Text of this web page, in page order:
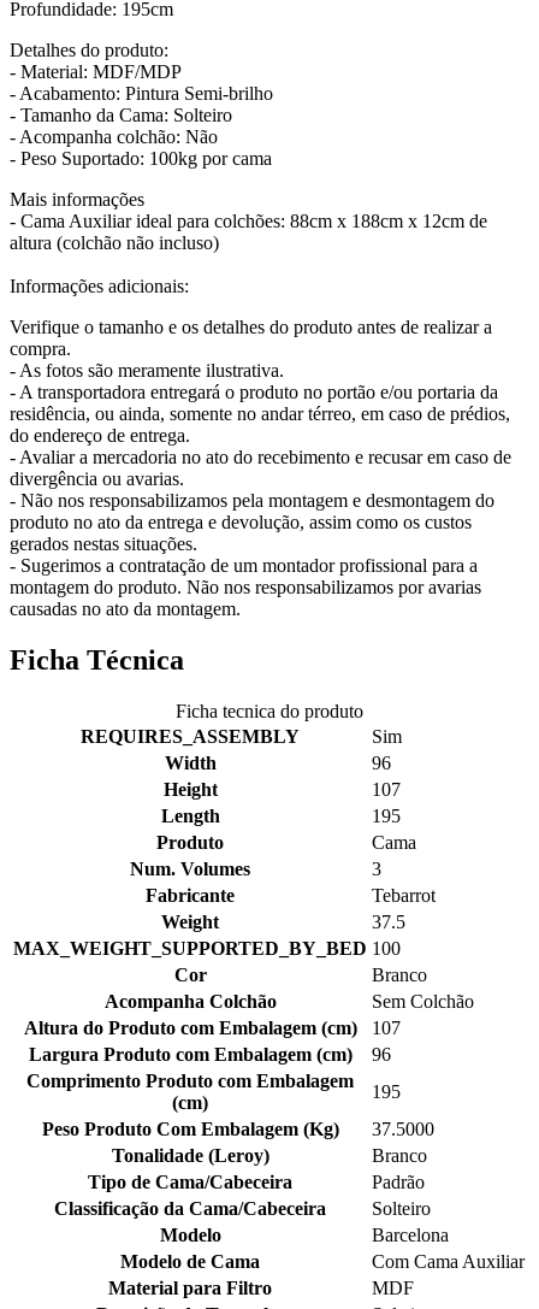
Profundidade: 195cm
Detalhes do produto:
- Material: MDF/MDP
- Acabamento: Pintura Semi-brilho
- Tamanho da Cama: Solteiro
- Acompanha colchão: Não
- Peso Suportado: 100kg por cama
Mais informações
- Cama Auxiliar ideal para colchões: 88cm x 188cm x 12cm de
altura (colchão não incluso)
Informações adicionais:
Verifique o tamanho e os detalhes do produto antes de realizar a
compra.
- As fotos são meramente ilustrativa.
- A transportadora entregará o produto no portão e/ou portaria da
residência, ou ainda, somente no andar térreo, em caso de prédios,
do endereço de entrega.
- Avaliar a mercadoria no ato do recebimento e recusar em caso de
divergência ou avarias.
- Não nos responsabilizamos pela montagem e desmontagem do
produto no ato da entrega e devolução, assim como os custos
gerados nestas situações.
- Sugerimos a contratação de um montador profissional para a
montagem do produto. Não nos responsabilizamos por avarias
causadas no ato da montagem.
Ficha Técnica
Ficha tecnica do produto
REQUIRES_ASSEMBLY
Sim
Width
96
Height
107
Length
195
Produto
Cama
Num. Volumes
3
Fabricante
Tebarrot
Weight
37.5
MAX_WEIGHT_SUPPORTED_BY_BED 100
Cor
Branco
Acompanha Colchão
Sem Colchão
Altura do Produto com Embalagem (cm)
107
Largura Produto com Embalagem (cm)
96
Comprimento Produto com Embalagem
(cm)
195
Peso Produto Com Embalagem (Kg)
37.5000
Tonalidade (Leroy)
Branco
Tipo de Cama/Cabeceira
Padrão
Classificação da Cama/Cabeceira
Solteiro
Modelo
Barcelona
Modelo de Cama
Com Cama Auxiliar
Material para Filtro
MDF